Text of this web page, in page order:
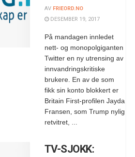
AV FRIEORD.NO
DESEMBER 19, 2017
På mandagen innledet
nett- og monopolgiganten
Twitter en ny utrensing av
innvandringskritiske
brukere. En av de som
fikk sin konto blokkert er
Britain First-profilen Jayda
Fransen, som Trump nylig
retvitret, ...
TV-SJOKK: